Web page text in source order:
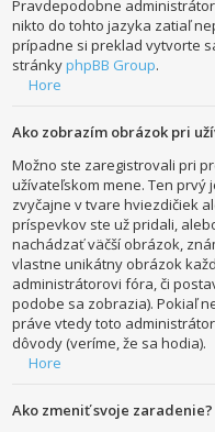
Pravdepodobne
nikto do tohto jazyka zatiaľ
prípadne si preklad vytvorte
stránkyphpBB Group.
Hore
Ako zobrazím obrázok pri
Možno ste zaregistrovali pri
užívateľskom mene. Ten
zvyčajne v tvare hviezdičiek
príspevkov ste už pridali,
nachádzať väčší obrázok,
vlastne unikátny obrázok
administrátorovi fóra, či
podobe sa zobrazia). Pokiaľ
práve vtedy toto
dôvody (veríme, že sa hodia).
Hore
Ako zmeniť svoje zaradenie?